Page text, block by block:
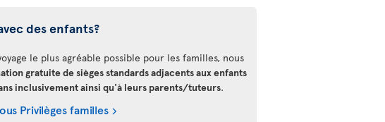
des enfants?
le plus agréable possible pour les familles, nous
gratuite de sièges standards adjacents aux enfants
inclusivement ainsi qu'à leurs parents/tuteurs.
Privilèges familles